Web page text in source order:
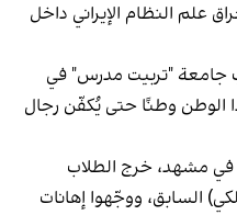
علم النظام الإيراني داخل
جامعة "تربيت مدرس" في
الوطن وطنًا حتى يُكفّن رجال
مشهد، خرج الطلاب
السابق، ووجّهوا إهانات